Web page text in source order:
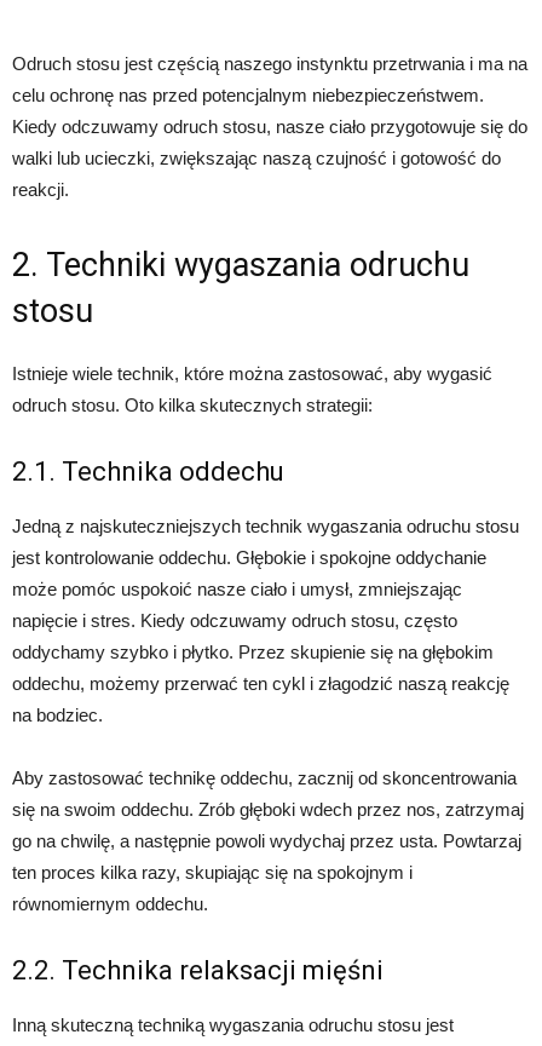
Odruch stosu jest częścią naszego instynktu przetrwania i ma na
celu ochronę nas przed potencjalnym niebezpieczeństwem.
Kiedy odczuwamy odruch stosu, nasze ciało przygotowuje się do
walki lub ucieczki, zwiększając naszą czujność i gotowość do
reakcji.
2. Techniki wygaszania odruchu
stosu
Istnieje wiele technik, które można zastosować, aby wygasić
odruch stosu. Oto kilka skutecznych strategii:
2.1. Technika oddechu
Jedną z najskuteczniejszych technik wygaszania odruchu stosu
jest kontrolowanie oddechu. Głębokie i spokojne oddychanie
może pomóc uspokoić nasze ciało i umysł, zmniejszając
napięcie i stres. Kiedy odczuwamy odruch stosu, często
oddychamy szybko i płytko. Przez skupienie się na głębokim
oddechu, możemy przerwać ten cykl i złagodzić naszą reakcję
na bodziec.
Aby zastosować technikę oddechu, zacznij od skoncentrowania
się na swoim oddechu. Zrób głęboki wdech przez nos, zatrzymaj
go na chwilę, a następnie powoli wydychaj przez usta. Powtarzaj
ten proces kilka razy, skupiając się na spokojnym i
równomiernym oddechu.
2.2. Technika relaksacji mięśni
Inną skuteczną techniką wygaszania odruchu stosu jest